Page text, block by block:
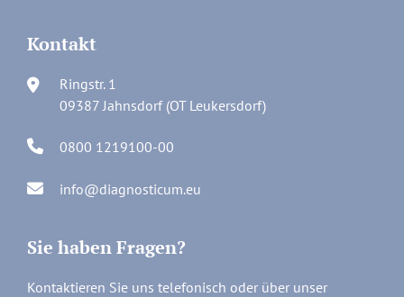
Kontakt
Ringstr. 1
09387 Jahnsdorf (OT Leukersdorf)
0800 1219100-00
info@diagnosticum.eu
Sie haben Fragen?
Kontaktieren Sie uns telefonisch oder über unser